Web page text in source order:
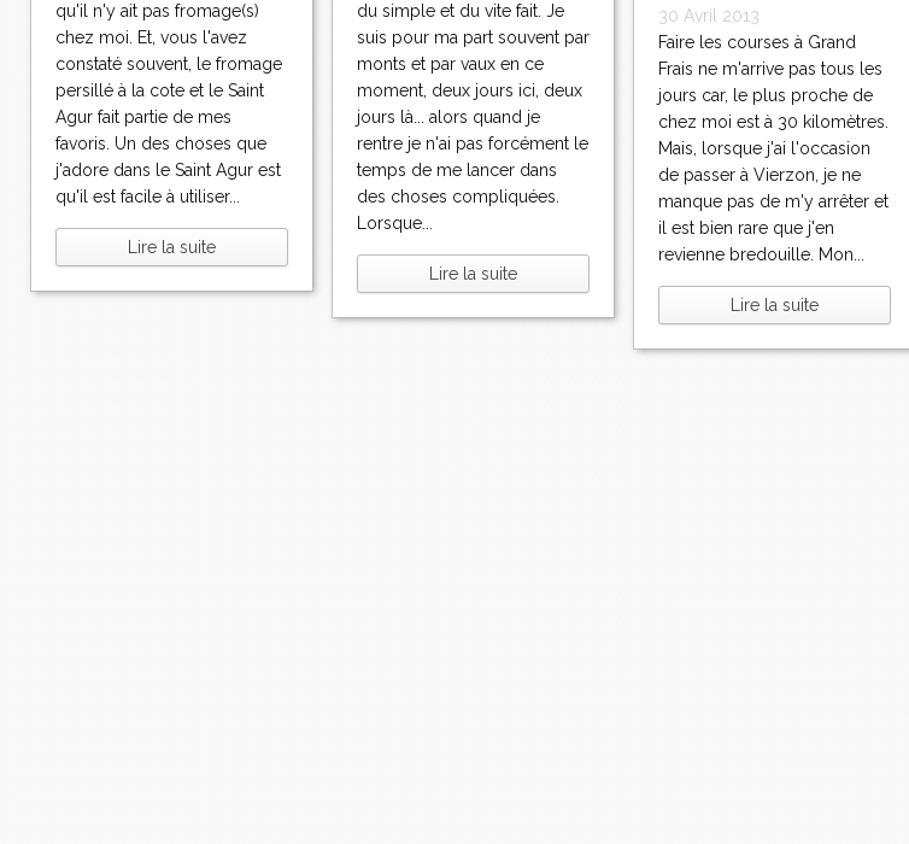
qu'il n'y ait pas fromage(s)
chez moi. Et, vous l'avez
constaté souvent, le fromage
persillé à la cote et le Saint
Agur fait partie de mes
favoris. Un des choses que
j'adore dans le Saint Agur est
qu'il est facile à utiliser...
Lire la suite
du simple et du vite fait. Je
suis pour ma part souvent par
monts et par vaux en ce
moment, deux jours ici, deux
jours là... alors quand je
rentre je n'ai pas forcément le
temps de me lancer dans
des choses compliquées.
Lorsque...
Lire la suite
30 Avril 2013
Faire les courses à Grand
Frais ne m'arrive pas tous les
jours car, le plus proche de
chez moi est à 30 kilomètres.
Mais, lorsque j'ai l'occasion
de passer à Vierzon, je ne
manque pas de m'y arrêter et
il est bien rare que j'en
revienne bredouille. Mon...
Lire la suite